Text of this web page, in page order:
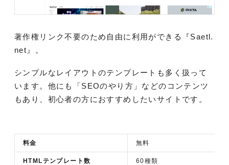
著作権リンク不要のため自由に利用ができる『Saetl.
net』。
シンプルなレイアウトのテンプレートも多く扱って
います。他にも「SEOのやり方」などのコンテンツ
もあり、初心者の方におすすめしたいサイトです。
料金 無料
HTMLテンプレート数 60種類